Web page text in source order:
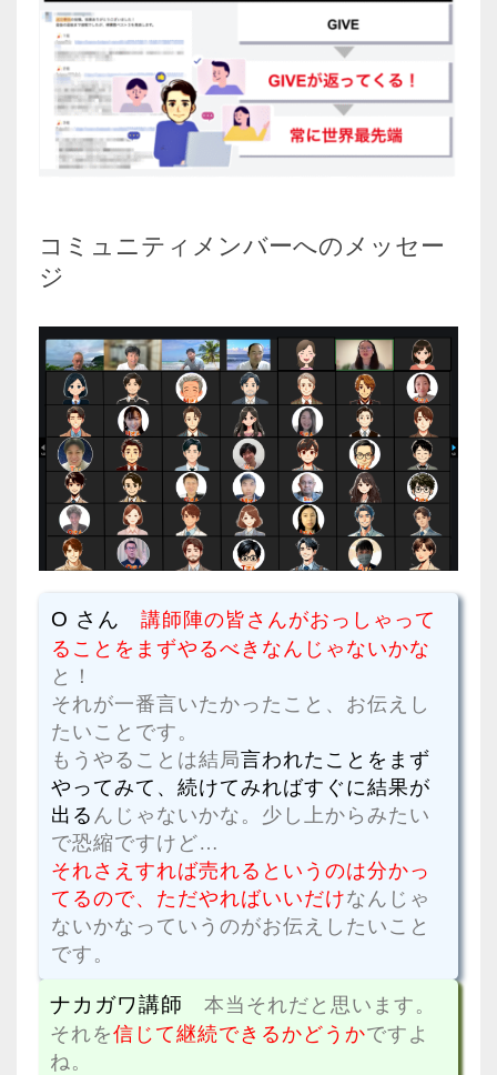
コミュニティメンバーへのメッセー
ジ
O さん
講師陣の皆さんがおっしゃって
ることをまずやるべきなんじゃないかな
と！
それが一番言いたかったこと、お伝えし
たいことです。
もうやることは結局言われたことをまず
やってみて、続けてみればすぐに結果が
出る んじゃないかな。少し上からみたい
で恐縮ですけど…
それさえすれば売れるというのは分かっ
てるので、ただやればいいだけなんじゃ
ないかなっていうのがお伝えしたいこと
です。
ナカガワ講師 本当それだと思います。
それを信じて継続できるかどうかですよ
ね。